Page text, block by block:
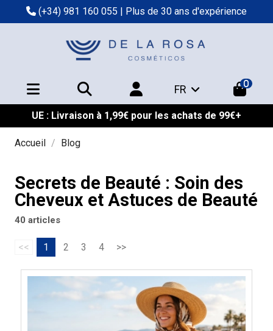
(+34) 981 160 055 | Plus de 30 ans d'expérience
FR 0
UE : Livraison à 1,99€ pour les achats de 99€+
Accueil Blog
Secrets de Beauté : Soin des
Cheveux et Astuces de Beauté
40 articles
<< 1 2 3 4 >>